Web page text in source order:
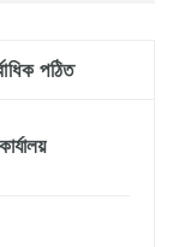
পঠিত